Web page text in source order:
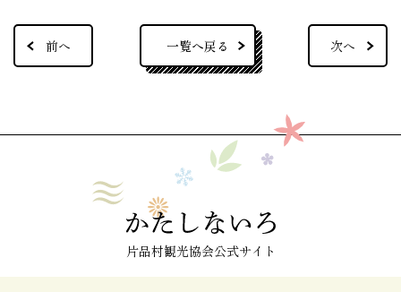
前へ 次へ
一覧へ戻る
片品村観光協会公式サイト